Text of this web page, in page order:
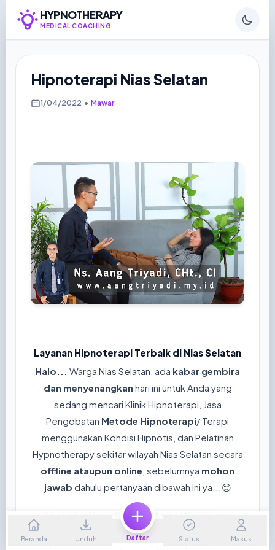
HYPNOTHERAPY
MEDICAL COACHING
Hipnoterapi Nias Selatan
1/04/2022 • Mawar
Layanan Hipnoterapi Terbaik di Nias Selatan
Halo... Warga Nias Selatan, ada kabar gembira
dan menyenangkan hari ini untuk Anda yang
sedang mencari Klinik Hipnoterapi, Jasa
Pengobatan Metode Hipnoterapi/ Terapi
menggunakan Kondisi Hipnotis, dan Pelatihan
Hypnotherapy sekitar wilayah Nias Selatan secara
offline ataupun online , sebelumnya mohon
jawab dahulu pertanyaan dibawah ini ya...😊
Apakah ini kondisi yang Anda/ Keluaraga
rasakan sekarang?
Beranda Unduh Daftar Status Masuk